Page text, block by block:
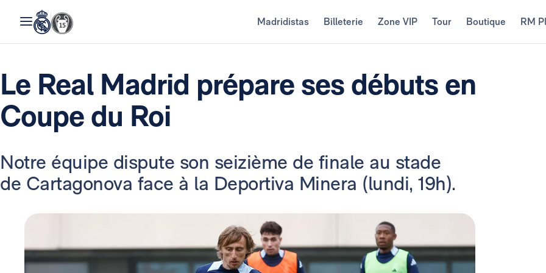
Madridistas Billeterie Zone VIP Tour Boutique RM
Le Real Madrid prépare ses débuts en
Coupe du Roi
Notre équipe dispute son seizième de finale au stade
de Cartagonova face à la Deportiva Minera (lundi, 19h).